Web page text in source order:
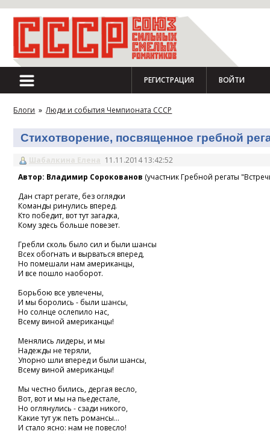
РЕГИСТРАЦИЯ ВОЙТИ
Блоги » Люди и события Чемпионата СССР
Стихотворение, посвященное гребной
Шабалкина Елена 11.11.2014 13:42:52
Автор: Владимир Сорокованов (участник Гребной регаты
Дан старт регате, без оглядки
Команды ринулись вперед.
Кто победит, вот тут загадка,
Кому здесь больше повезет.
Гребли сколь было сил и были шансы
Всех обогнать и вырваться вперед,
Но помешали нам американцы,
И все пошло наоборот.
Борьбою все увлечены,
И мы боролись - были шансы,
Но солнце ослепило нас,
Всему виной американцы!
Менялись лидеры, и мы
Надежды не теряли,
Упорно шли вперед и были шансы,
Всему виной американцы!
Мы честно бились, дергая весло,
Вот, вот и мы на пьедестале,
Но оглянулись - сзади никого,
Какие тут уж петь романсы...
И стало ясно: нам не повесло!